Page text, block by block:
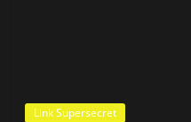
Link Supersecret